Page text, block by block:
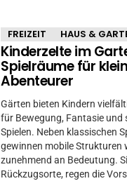
FREIZEIT HAUS &
Kinderzelte im
Spielräume für
Abenteurer
Gärten bieten Kindern
für Bewegung, Fantasie und
Spielen. Neben klassischen
gewinnen mobile Strukturen
zunehmend an Bedeutung.
Rückzugsorte, regen die